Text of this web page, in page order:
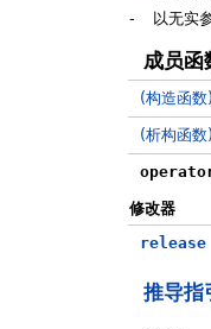
-
以无实
成员函
(构造函数)
(析构函数)
修改器
release
推导指